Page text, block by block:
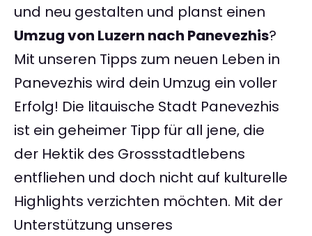
und neu gestalten und planst einen
Umzug von Luzern nach Panevezhis?
Mit unseren Tipps zum neuen Leben in
Panevezhis wird dein Umzug ein voller
Erfolg! Die litauische Stadt Panevezhis
ist ein geheimer Tipp für all jene, die
der Hektik des Grossstadtlebens
entfliehen und doch nicht auf kulturelle
Highlights verzichten möchten. Mit der
Unterstützung unseres